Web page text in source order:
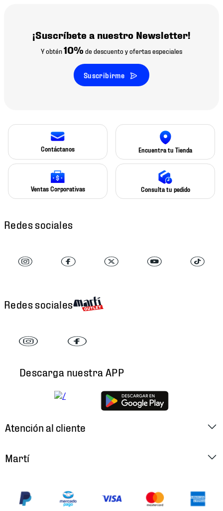
¡Suscríbete a nuestro Newsletter!
Y obtén10% de descuento y ofertas especiales
Suscribirme
Contáctanos Encuentra tu Tienda
Ventas Corporativas Consulta tu pedido
Redes sociales
Redes sociales
Descarga nuestra APP
Atención al cliente
Cambios y Devoluciones
Martí
Ubica tu Tienda